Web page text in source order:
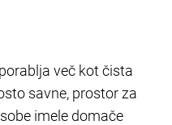
več kot čista
savne, prostor za
imele domače